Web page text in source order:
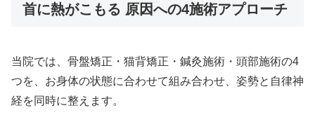
首に熱がこもる 原因への4施術アプローチ
当院では、骨盤矯正・猫背矯正・鍼灸施術・頭部施術の4
つを、お身体の状態に合わせて組み合わせ、姿勢と自律神
経を同時に整えます。